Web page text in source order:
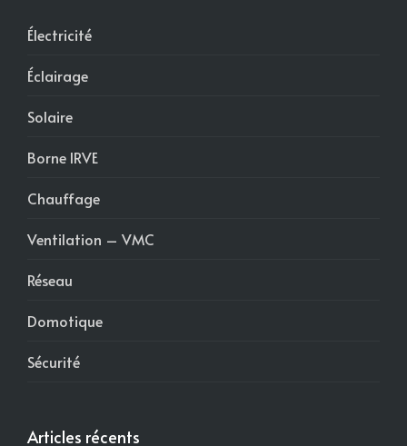
Électricité
Éclairage
Solaire
Borne IRVE
Chauffage
Ventilation – VMC
Réseau
Domotique
Sécurité
Articles récents